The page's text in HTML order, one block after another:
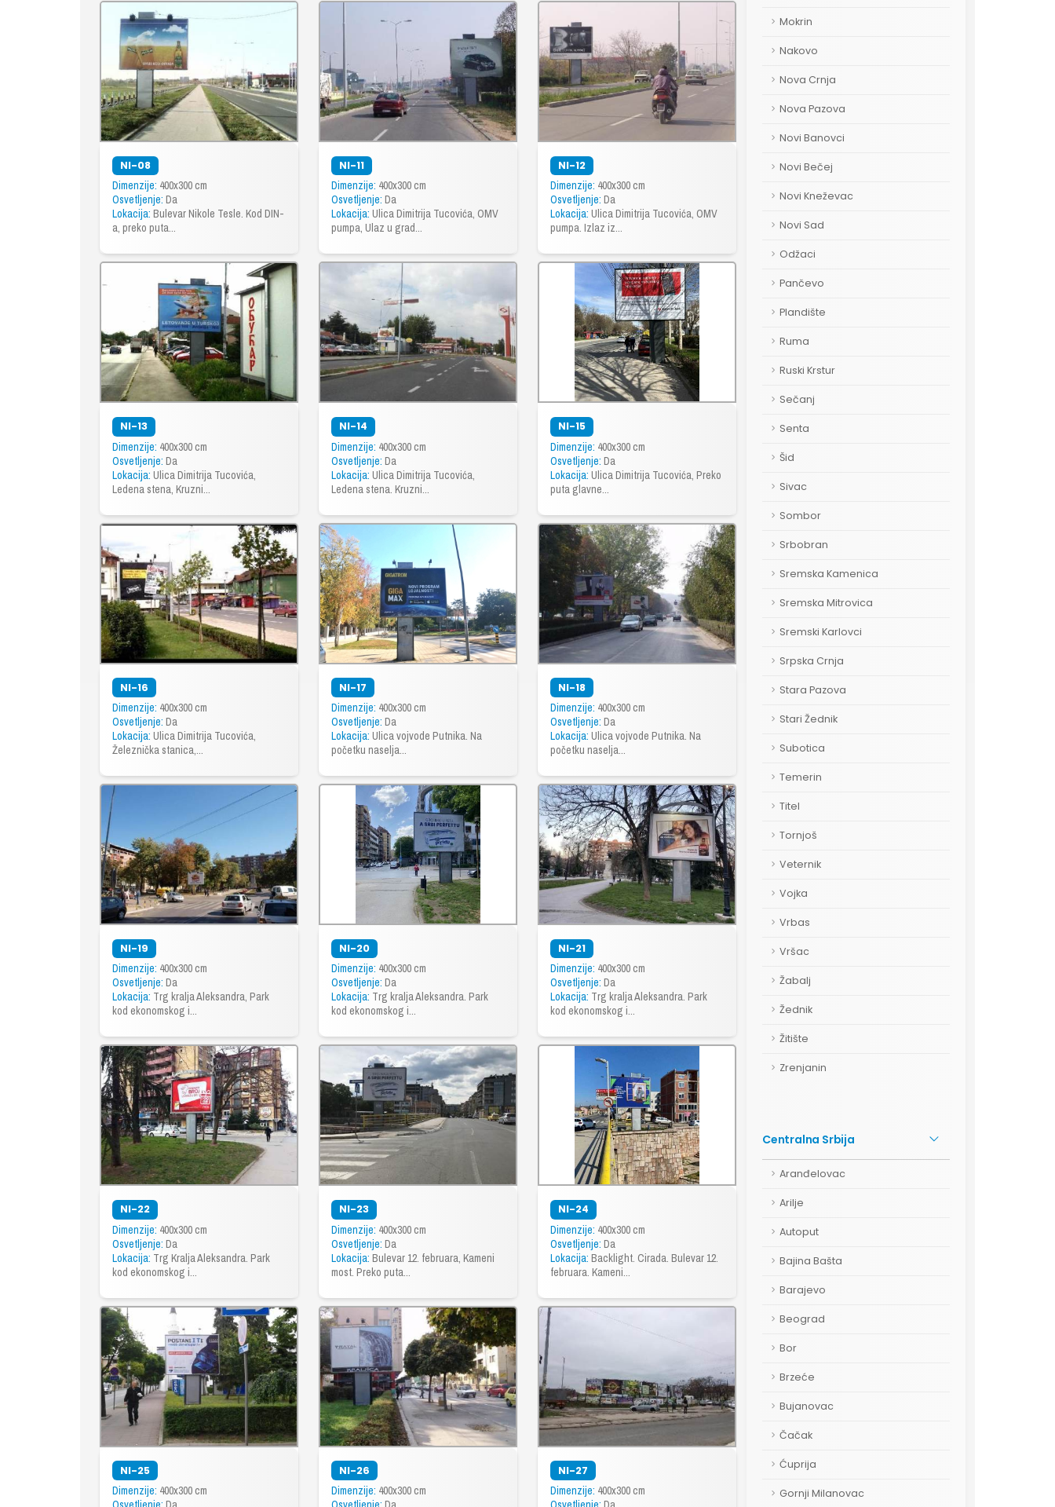
Mokrin
Nakovo
Nova Crnja
Nova Pazova
Novi Banovci
Novi Bečej
Novi Kneževac
Novi Sad
Odžaci
Pančevo
Plandište
Ruma
Ruski Krstur
Sečanj
Senta
Šid
Sivac
Sombor
Srbobran
Sremska Kamenica
Sremska Mitrovica
Sremski Karlovci
Srpska Crnja
Stara Pazova
Stari Žednik
Subotica
Temerin
Titel
Tornjoš
Veternik
Vojka
Vrbas
Vršac
Žabalj
Žednik
Žitište
Zrenjanin
Centralna Srbija
Aranđelovac
Arilje
Autoput
Bajina Bašta
Barajevo
Beograd
Bor
Brzeće
Bujanovac
Čačak
Ćuprija
Gornji Milanovac
NI-08
Dimenzije: 400x300 cm
Osvetljenje: Da
Lokacija: Bulevar Nikole Tesle. Kod DIN-
a, preko puta...
NI-11
Dimenzije: 400x300 cm
Osvetljenje: Da
Lokacija: Ulica Dimitrija Tucovića, OMV
pumpa, Ulaz u grad...
NI-12
Dimenzije: 400x300 cm
Osvetljenje: Da
Lokacija: Ulica Dimitrija Tucovića, OMV
pumpa. Izlaz iz...
NI-13
Dimenzije: 400x300 cm
Osvetljenje: Da
Lokacija: Ulica Dimitrija Tucovića,
Ledena stena, Kruzni...
NI-14
Dimenzije: 400x300 cm
Osvetljenje: Da
Lokacija: Ulica Dimitrija Tucovića,
Ledena stena. Kruzni...
NI-15
Dimenzije: 400x300 cm
Osvetljenje: Da
Lokacija: Ulica Dimitrija Tucovića, Preko
puta glavne...
NI-16
Dimenzije: 400x300 cm
Osvetljenje: Da
Lokacija: Ulica Dimitrija Tucovića,
Železnička stanica,...
NI-17
Dimenzije: 400x300 cm
Osvetljenje: Da
Lokacija: Ulica vojvode Putnika. Na
početku naselja...
NI-18
Dimenzije: 400x300 cm
Osvetljenje: Da
Lokacija: Ulica vojvode Putnika. Na
početku naselja...
NI-19
Dimenzije: 400x300 cm
Osvetljenje: Da
Lokacija: Trg kralja Aleksandra, Park
kod ekonomskog i...
NI-20
Dimenzije: 400x300 cm
Osvetljenje: Da
Lokacija: Trg kralja Aleksandra. Park
kod ekonomskog i...
NI-21
Dimenzije: 400x300 cm
Osvetljenje: Da
Lokacija: Trg kralja Aleksandra. Park
kod ekonomskog i...
NI-22
Dimenzije: 400x300 cm
Osvetljenje: Da
Lokacija: Trg Kralja Aleksandra. Park
kod ekonomskog i...
NI-23
Dimenzije: 400x300 cm
Osvetljenje: Da
Lokacija: Bulevar 12. februara, Kameni
most. Preko puta...
NI-24
Dimenzije: 400x300 cm
Osvetljenje: Da
Lokacija: Backlight. Cirada. Bulevar 12.
februara. Kameni...
NI-25
Dimenzije: 400x300 cm
NI-26
Dimenzije: 400x300 cm
NI-27
Dimenzije: 400x300 cm